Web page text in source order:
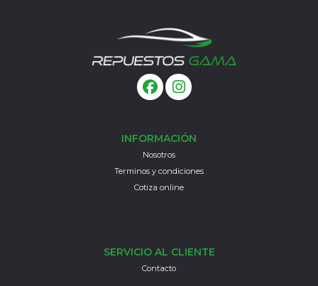
INFORMACIÓN
Nosotros
Terminos y condiciones
Cotiza online
SERVICIO AL CLIENTE
Contacto